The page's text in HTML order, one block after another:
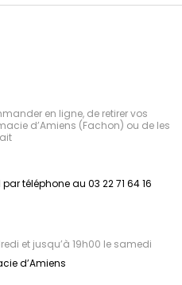
en ligne, de retirer vos
d’Amiens (Fachon) ou de les
téléphone au 03 22 71 64 16
et jusqu’à 19h00 le samedi
d’Amiens